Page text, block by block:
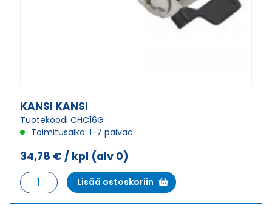
KANSI KANSI
Tuotekoodi CHC16G
Toimitusaika: 1-7 päivää
34,78 € / kpl (alv 0)
KANSI
KANSI
määrä
Lisää ostoskoriin